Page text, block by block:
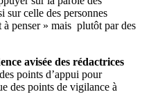
sur celle des personnes
à penser » mais plutôt par des
avisée des rédactrices
points d’appui pour
des points de vigilance à